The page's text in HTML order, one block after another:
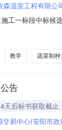
森温室工程有限公
工一标段中标
/天）1江苏农
教学 蔬菜制种
告
4天后标书获取截止
交易中心(安阳市